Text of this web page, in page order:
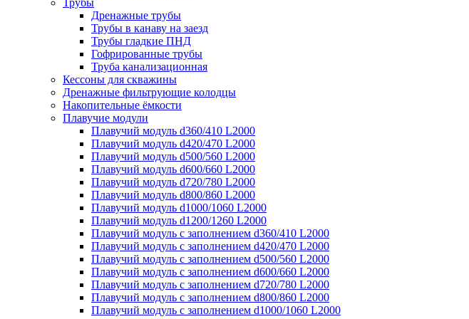
Трубы
Дренажные трубы
Трубы в канаву на заезд
Трубы гладкие ПНД
Гофрированные трубы
Труба канализационная
Кессоны для скважины
Дренажные фильтрующие колодцы
Накопительные ёмкости
Плавучие модули
Плавучий модуль d360/410 L2000
Плавучий модуль d420/470 L2000
Плавучий модуль d500/560 L2000
Плавучий модуль d600/660 L2000
Плавучий модуль d720/780 L2000
Плавучий модуль d800/860 L2000
Плавучий модуль d1000/1060 L2000
Плавучий модуль d1200/1260 L2000
Плавучий модуль с заполнением d360/410 L2000
Плавучий модуль с заполнением d420/470 L2000
Плавучий модуль с заполнением d500/560 L2000
Плавучий модуль с заполнением d600/660 L2000
Плавучий модуль с заполнением d720/780 L2000
Плавучий модуль с заполнением d800/860 L2000
Плавучий модуль с заполнением d1000/1060 L2000